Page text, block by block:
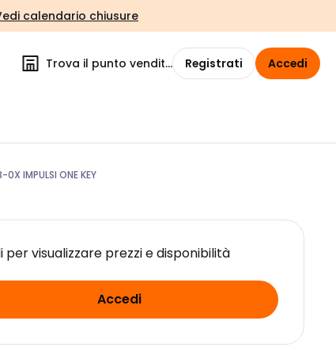
calendario chiusure
Trova il punto vendita Registrati Accedi
IMPULSI ONE KEY
per visualizzare prezzi e disponibilità
Accedi